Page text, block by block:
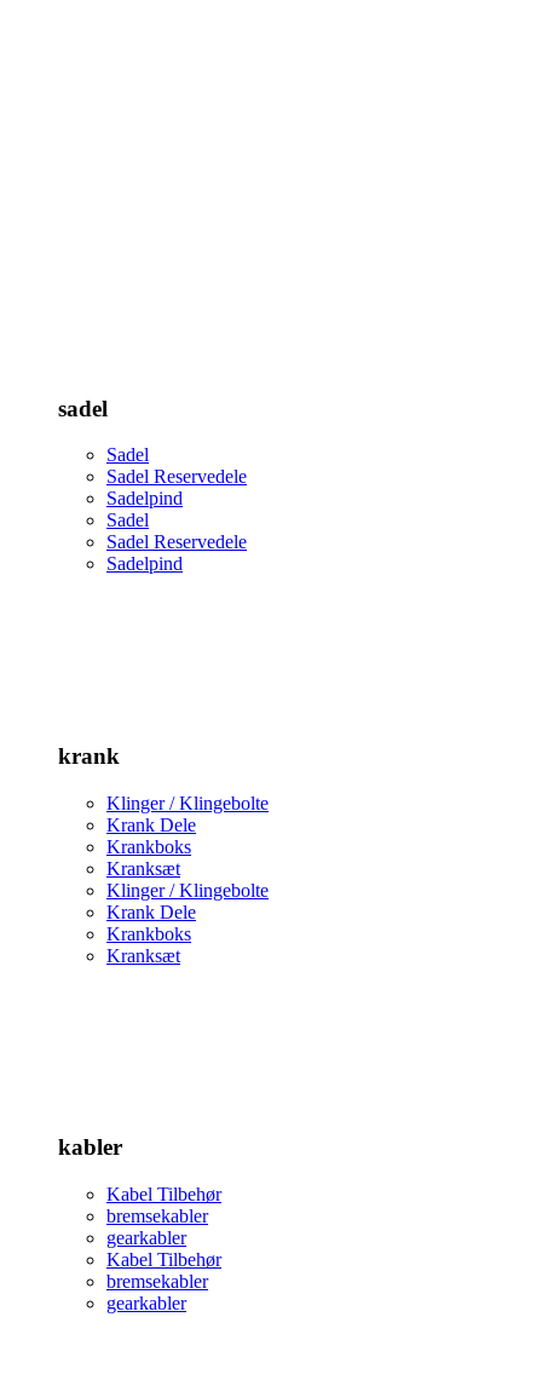
sadel
Sadel
Sadel Reservedele
Sadelpind
Sadel
Sadel Reservedele
Sadelpind
krank
Klinger / Klingebolte
Krank Dele
Krankboks
Kranksæt
Klinger / Klingebolte
Krank Dele
Krankboks
Kranksæt
kabler
Kabel Tilbehør
bremsekabler
gearkabler
Kabel Tilbehør
bremsekabler
gearkabler